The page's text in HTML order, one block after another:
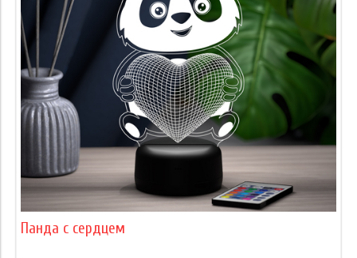
Панда с сердцем